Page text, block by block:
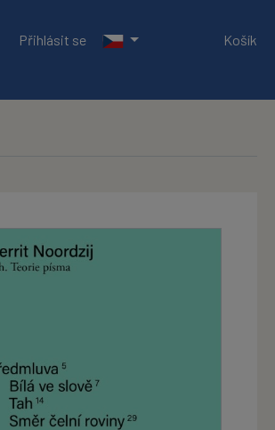
Přihlásit se
Košík